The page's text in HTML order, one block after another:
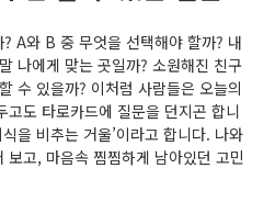
A와 B 중 무엇을 선택해야 할까? 내
나에게 맞는 곳일까? 소원해진 친구
수 있을까? 이처럼 사람들은 오늘의
도 타로카드에 질문을 던지곤 합니
을 비추는 거울’이라고 합니다. 나와
고, 마음속 찜찜하게 남아있던 고민